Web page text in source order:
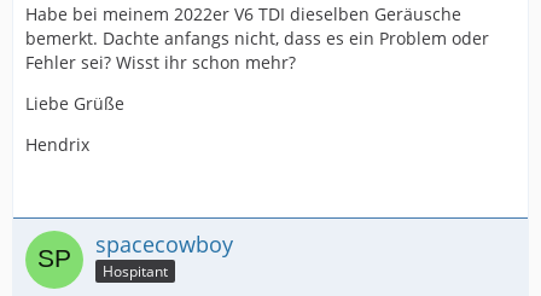
Habe bei meinem 2022er V6 TDI dieselben Geräusche
bemerkt. Dachte anfangs nicht, dass es ein Problem oder
Fehler sei? Wisst ihr schon mehr?
Liebe Grüße
Hendrix
spacecowboy
Hospitant